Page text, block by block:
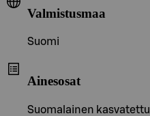
Valmistusmaa
Suomi
Ainesosat
Suomalainen